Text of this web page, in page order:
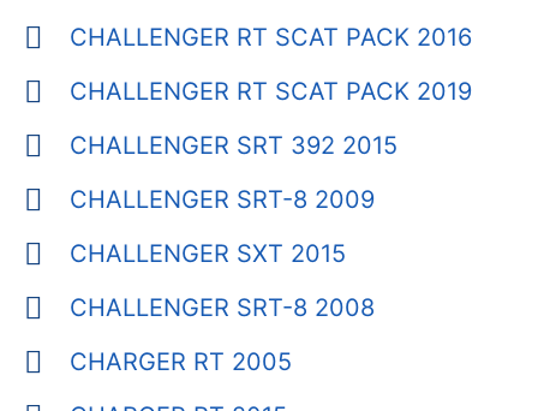
CHALLENGER RT SCAT PACK 2016
CHALLENGER RT SCAT PACK 2019
CHALLENGER SRT 392 2015
CHALLENGER SRT-8 2009
CHALLENGER SXT 2015
CHALLENGER SRT-8 2008
CHARGER RT 2005